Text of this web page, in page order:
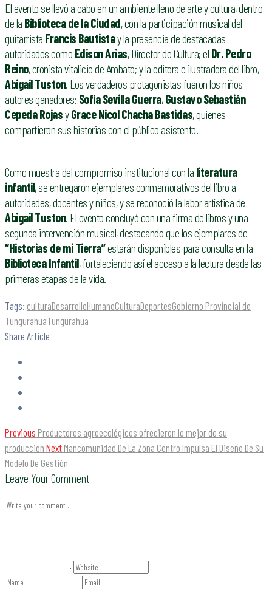
El evento se llevó a cabo en un ambiente lleno de arte y cultura, dentro
de la Biblioteca de la Ciudad, con la participación musical del
guitarrista Francis Bautistay la presencia de destacadas
autoridades como Edison Arias, Director de Cultura; el Dr. Pedro
Reino, cronista vitalicio de Ambato; y la editora e ilustradora del libro,
Abigail Tuston. Los verdaderos protagonistas fueron los niños
autores ganadores: Sofía Sevilla Guerra,Gustavo Sebastián
Cepeda RojasyGrace Nicol Chacha Bastidas, quienes
compartieron sus historias con el público asistente.
Como muestra del compromiso institucional con la literatura
infantil, se entregaron ejemplares conmemorativos del libro a
autoridades, docentes y niños, y se reconoció la labor artística de
Abigail Tuston. El evento concluyó con una firma de libros y una
segunda intervención musical, destacando que los ejemplares de
“Historias de mi Tierra”estarán disponibles para consulta en la
Biblioteca Infantil, fortaleciendo así el acceso a la lectura desde las
primeras etapas de la vida.
Tags: culturaDesarrolloHumanoCulturaDeportesGobierno Provincial de
TungurahuaTungurahua
Share Article
Previous Productores agroecológicos ofrecieron lo mejor de su
producción Next Mancomunidad De La Zona Centro Impulsa El Diseño De Su
Modelo De Gestión
Leave Your Comment